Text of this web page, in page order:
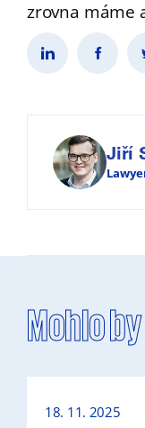
zrovna máme
Jiří
Mohlo
18. 11. 2025